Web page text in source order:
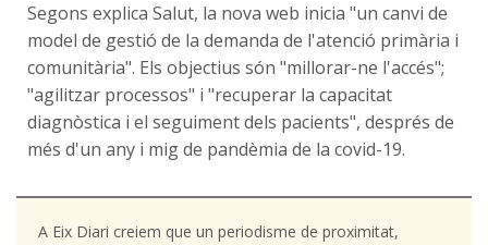
Segons explica Salut, la nova web inicia "un canvi de
model de gestió de la demanda de l'atenció primària i
comunitària". Els objectius són "millorar-ne l'accés";
"agilitzar processos" i "recuperar la capacitat
diagnòstica i el seguiment dels pacients", després de
més d'un any i mig de pandèmia de la covid-19.
A Eix Diari creiem que un periodisme de proximitat,